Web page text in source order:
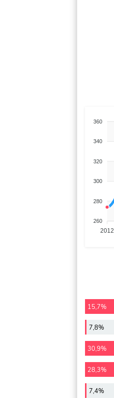
360
340
320
300
280
260
2012
15,7%
7,8%
30,9%
28,3%
7,4%